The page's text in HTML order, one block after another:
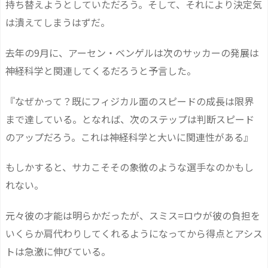
持ち替えようとしていただろう。そして、それにより決定気
は潰えてしまうはずだ。
去年の9月に、アーセン・ベンゲルは次のサッカーの発展は
神経科学と関連してくるだろうと予言した。
『なぜかって？既にフィジカル面のスピードの成長は限界
まで達している。となれば、次のステップは判断スピード
のアップだろう。これは神経科学と大いに関連性がある』
もしかすると、サカこそその象徴のような選手なのかもし
れない。
元々彼の才能は明らかだったが、スミス=ロウが彼の負担を
いくらか肩代わりしてくれるようになってから得点とアシス
トは急激に伸びている。